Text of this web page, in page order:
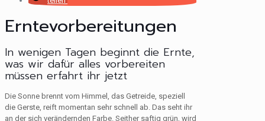
Erntevorbereitungen
In wenigen Tagen beginnt die Ernte,
was wir dafür alles vorbereiten
müssen erfahrt ihr jetzt
Die Sonne brennt vom Himmel, das Getreide, speziell
die Gerste, reift momentan sehr schnell ab. Das seht ihr
an der sich verändernden Farbe. Seither saftig grün, wird